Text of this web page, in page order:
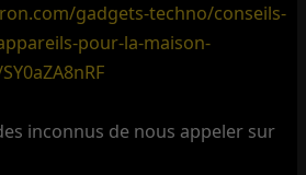
gadgets-techno/conseils-
pour-la-maison-
inconnus de nous appeler sur